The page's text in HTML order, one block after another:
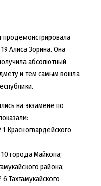
продемонстрировала
Алиса Зорина. Она
абсолютный
и тем самым вошла
на экзамене по
Красногвардейского
города Майкопа;
района;
Тахтамукайского